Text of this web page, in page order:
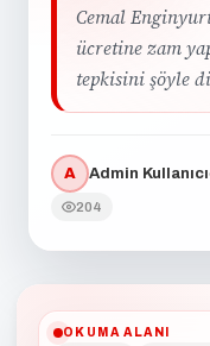
Cemal
ücretine zam
tepkisini şöyle
A Admin Kullanıcı
204
OKUMA ALANI